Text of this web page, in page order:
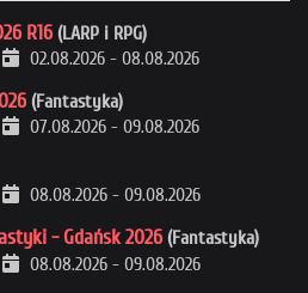
R16 (LARP i RPG)
02.08.2026 - 08.08.2026
(Fantastyka)
07.08.2026 - 09.08.2026
08.08.2026 - 09.08.2026
- Gdańsk 2026 (Fantastyka)
08.08.2026 - 09.08.2026